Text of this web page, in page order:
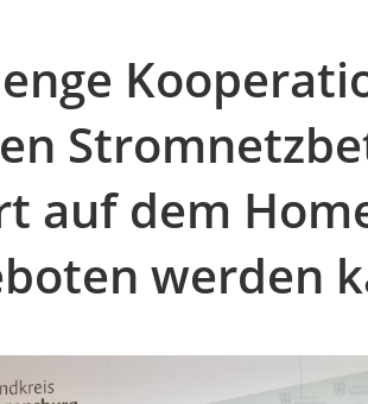
auf dem
werden